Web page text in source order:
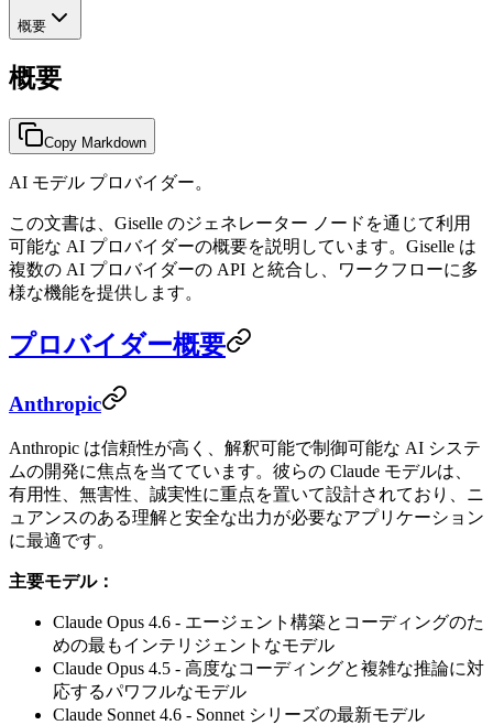
概要
概要
Copy Markdown
AI モデル プロバイダー。
この文書は、Giselle のジェネレーター ノードを通じて利用
可能な AI プロバイダーの概要を説明しています。Giselle は
複数の AI プロバイダーの API と統合し、ワークフローに多
様な機能を提供します。
プロバイダー概要
Anthropic
Anthropic は信頼性が高く、解釈可能で制御可能な AI システ
ムの開発に焦点を当てています。彼らの Claude モデルは、
有用性、無害性、誠実性に重点を置いて設計されており、ニ
ュアンスのある理解と安全な出力が必要なアプリケーション
に最適です。
主要モデル：
Claude Opus 4.6 - エージェント構築とコーディングのた
めの最もインテリジェントなモデル
Claude Opus 4.5 - 高度なコーディングと複雑な推論に対
応するパワフルなモデル
Claude Sonnet 4.6 - Sonnet シリーズの最新モデル